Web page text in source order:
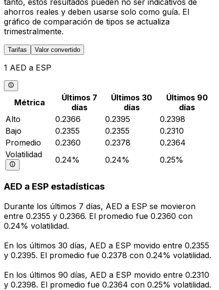
tanto, estos resultados pueden no ser indicativos de
ahorros reales y deben usarse solo como guía. El
gráfico de comparación de tipos se actualiza
trimestralmente.
Tarifas Valor convertido
1 AED a ESP
Métrica
Últimos 7
días
Últimos 30
días
Últimos 90
días
Alto
0.2366 0.2395
0.2398
Bajo
0.2355 0.2355
0.2310
Promedio
0.2360 0.2378
0.2364
Volatilidad
0.24% 0.24% 0.25%
AED a ESP estadísticas
Durante los últimos 7 días, AED a ESP se movieron
entre 0.2355 y 0.2366. El promedio fue 0.2360 con
0.24% volatilidad.
En los últimos 30 días, AED a ESP movido entre 0.2355
y 0.2395. El promedio fue 0.2378 con 0.24% volatilidad.
En los últimos 90 días, AED a ESP movido entre 0.2310
y 0.2398. El promedio fue 0.2364 con 0.25% volatilidad.